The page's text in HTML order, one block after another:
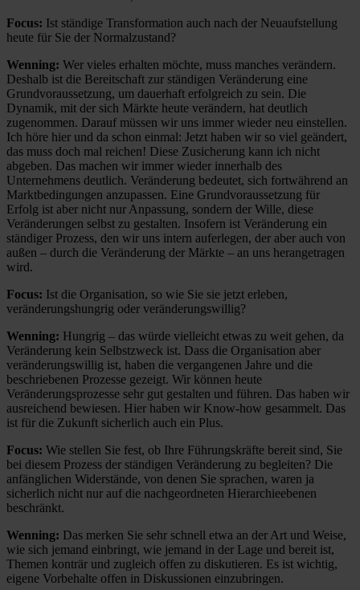
Focus: Ist ständige Transformation auch nach der Neuaufstellung
heute für Sie der Normalzustand?
Wenning: Wer vieles erhalten möchte, muss manches verändern.
Deshalb ist die Bereitschaft zur ständigen Veränderung eine
Grundvoraussetzung, um dauerhaft erfolgreich zu sein. Die
Dynamik, mit der sich Märkte heute verändern, hat deutlich
zugenommen. Darauf müssen wir uns immer wieder neu einstellen.
Ich höre hier und da schon einmal: Jetzt haben wir so viel geändert,
das muss doch mal reichen! Diese Zusicherung kann ich nicht
abgeben. Das machen wir immer wieder innerhalb des
Unternehmens deutlich. Veränderung bedeutet, sich fortwährend an
Marktbedingungen anzupassen. Eine Grundvoraussetzung für
Erfolg ist aber nicht nur Anpassung, sondern der Wille, diese
Veränderungen selbst zu gestalten. Insofern ist Veränderung ein
ständiger Prozess, den wir uns intern auferlegen, der aber auch von
außen – durch die Veränderung der Märkte – an uns herangetragen
wird.
Focus: Ist die Organisation, so wie Sie sie jetzt erleben,
veränderungshungrig oder veränderungswillig?
Wenning: Hungrig – das würde vielleicht etwas zu weit gehen, da
Veränderung kein Selbstzweck ist. Dass die Organisation aber
veränderungswillig ist, haben die vergangenen Jahre und die
beschriebenen Prozesse gezeigt. Wir können heute
Veränderungsprozesse sehr gut gestalten und führen. Das haben wir
ausreichend bewiesen. Hier haben wir Know-how gesammelt. Das
ist für die Zukunft sicherlich auch ein Plus.
Focus: Wie stellen Sie fest, ob Ihre Führungskräfte bereit sind, Sie
bei diesem Prozess der ständigen Veränderung zu begleiten? Die
anfänglichen Widerstände, von denen Sie sprachen, waren ja
sicherlich nicht nur auf die nachgeordneten Hierarchieebenen
beschränkt.
Wenning: Das merken Sie sehr schnell etwa an der Art und Weise,
wie sich jemand einbringt, wie jemand in der Lage und bereit ist,
Themen konträr und zugleich offen zu diskutieren. Es ist wichtig,
eigene Vorbehalte offen in Diskussionen einzubringen.